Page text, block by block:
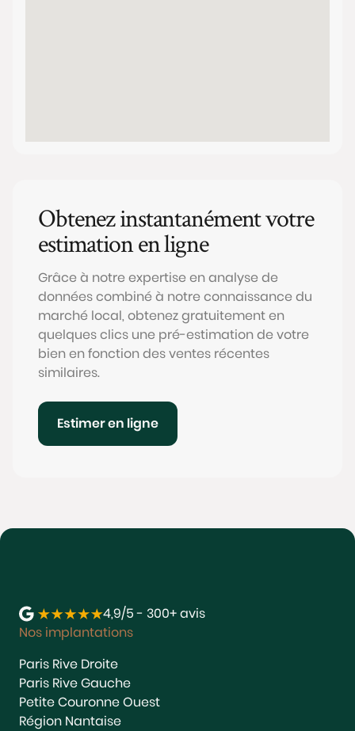
Obtenez instantanément votre
estimation en ligne
Grâce à notre expertise en analyse de
données combiné à notre connaissance du
marché local, obtenez gratuitement en
quelques clics une pré-estimation de votre
bien en fonction des ventes récentes
similaires.
Estimer en ligne
4,9/5 - 300+ avis
Nos implantations
Paris Rive Droite
Paris Rive Gauche
Petite Couronne Ouest
Région Nantaise